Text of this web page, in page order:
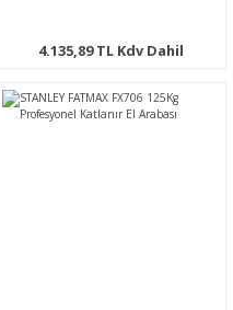
4.135,89 TL Kdv Dahil